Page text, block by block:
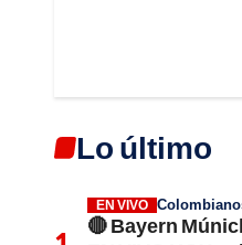
Lo último
EN VIVO
🔴 Bayern